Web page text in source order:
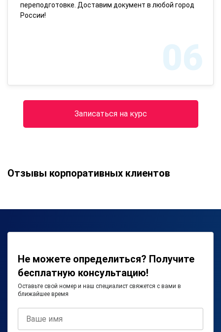
переподготовке. Доставим документ в любой город
России!
06
Записаться на курс
Отзывы корпоративных клиентов
Не можете определиться? Получите
бесплатную консультацию!
Оставьте свой номер и наш специалист свяжется с вами в
ближайшее время